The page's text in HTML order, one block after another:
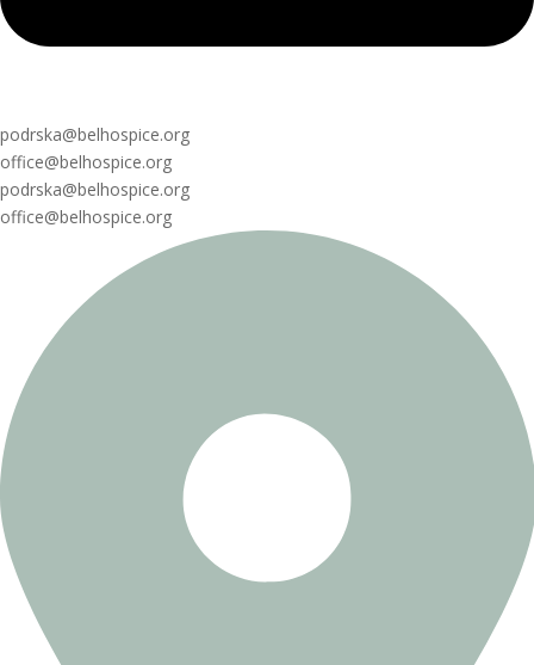
podrska@belhospice.org
office@belhospice.org
podrska@belhospice.org
office@belhospice.org